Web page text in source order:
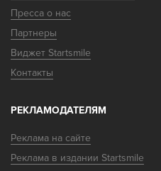
Пресса о нас
Партнеры
Виджет Startsmile
Контакты
РЕКЛАМОДАТЕЛЯМ
Реклама на сайте
Реклама в издании Startsmile